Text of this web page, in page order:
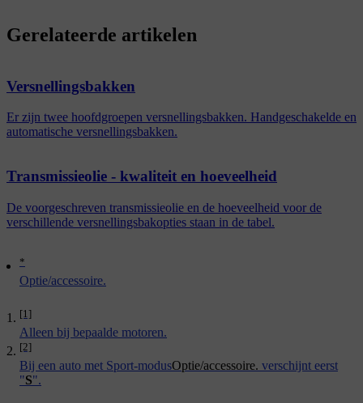
*
Optie/accessoire.
[1]
Alleen bij bepaalde motoren.
[2]
Bij een auto met Sport-modusOptie/accessoire. verschijnt eerst
"S".
Gerelateerde artikelen
Versnellingsbakken
Er zijn twee hoofdgroepen versnellingsbakken. Handgeschakelde en
automatische versnellingsbakken.
Transmissieolie - kwaliteit en hoeveelheid
De voorgeschreven transmissieolie en de hoeveelheid voor de
verschillende versnellingsbakopties staan in de tabel.